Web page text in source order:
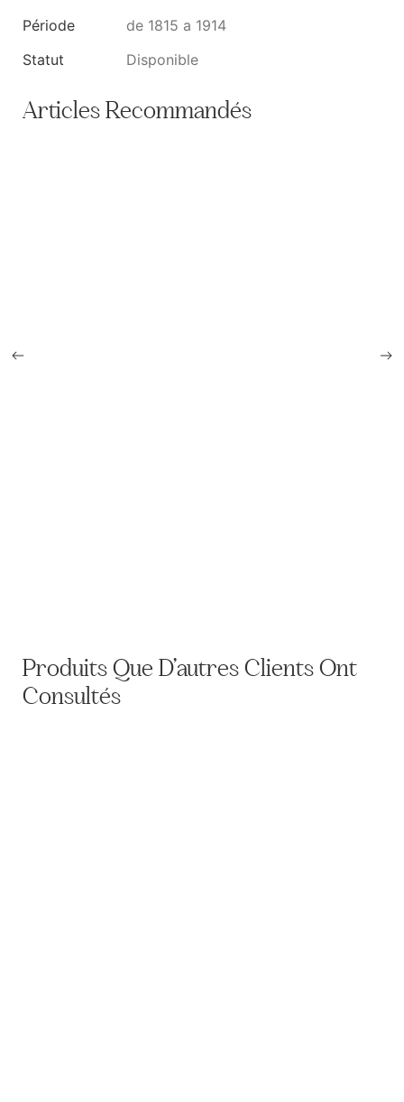
Période
de 1815 a 1914
Statut
Disponible
Articles Recommandés
Produits Que D’autres Clients Ont
Consultés